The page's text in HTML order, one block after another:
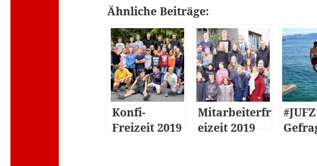
Ähnliche Beiträge:
Konfi-
Freizeit 2019
Mitarbeiterfr
eizeit 2019